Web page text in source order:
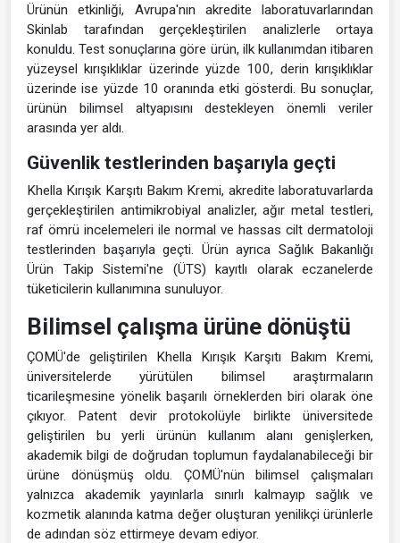
Ürünün etkinliği, Avrupa'nın akredite laboratuvarlarından
Skinlab tarafından gerçekleştirilen analizlerle ortaya
konuldu. Test sonuçlarına göre ürün, ilk kullanımdan itibaren
yüzeysel kırışıklıklar üzerinde yüzde 100, derin kırışıklıklar
üzerinde ise yüzde 10 oranında etki gösterdi. Bu sonuçlar,
ürünün bilimsel altyapısını destekleyen önemli veriler
arasında yer aldı.
Güvenlik testlerinden başarıyla geçti
Khella Kırışık Karşıtı Bakım Kremi, akredite laboratuvarlarda
gerçekleştirilen antimikrobiyal analizler, ağır metal testleri,
raf ömrü incelemeleri ile normal ve hassas cilt dermatoloji
testlerinden başarıyla geçti. Ürün ayrıca Sağlık Bakanlığı
Ürün Takip Sistemi'ne (ÜTS) kayıtlı olarak eczanelerde
tüketicilerin kullanımına sunuluyor.
Bilimsel çalışma ürüne dönüştü
ÇOMÜ'de geliştirilen Khella Kırışık Karşıtı Bakım Kremi,
üniversitelerde yürütülen bilimsel araştırmaların
ticarileşmesine yönelik başarılı örneklerden biri olarak öne
çıkıyor. Patent devir protokolüyle birlikte üniversitede
geliştirilen bu yerli ürünün kullanım alanı genişlerken,
akademik bilgi de doğrudan toplumun faydalanabileceği bir
ürüne dönüşmüş oldu. ÇOMÜ'nün bilimsel çalışmaları
yalnızca akademik yayınlarla sınırlı kalmayıp sağlık ve
kozmetik alanında katma değer oluşturan yenilikçi ürünlerle
de adından söz ettirmeye devam ediyor.